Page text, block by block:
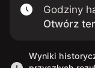
Godziny
Otwórz
Wyniki